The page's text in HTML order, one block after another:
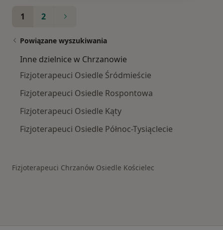
1 2
Powiązane wyszukiwania
Inne dzielnice w Chrzanowie
Fizjoterapeuci Osiedle Śródmieście
Fizjoterapeuci Osiedle Rospontowa
Fizjoterapeuci Osiedle Kąty
Fizjoterapeuci Osiedle Północ-Tysiąclecie
Fizjoterapeuci Chrzanów Osiedle Kościelec